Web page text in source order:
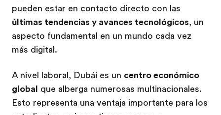
pueden estar en contacto directo con las
últimas tendencias y avances tecnológicos, un
aspecto fundamental en un mundo cada vez
más digital.
A nivel laboral, Dubái es un centro económico
global que alberga numerosas multinacionales.
Esto representa una ventaja importante para los